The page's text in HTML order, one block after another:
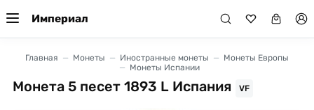
Империал
Главная Монеты Иностранные монеты
Монеты Европы
Монеты Испании
Монета 5 песет 1893 L Испания VF